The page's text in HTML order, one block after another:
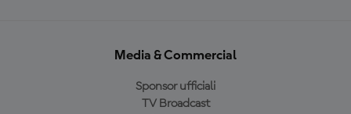
Media & Commercial
Sponsor ufficiali
TV Broadcast